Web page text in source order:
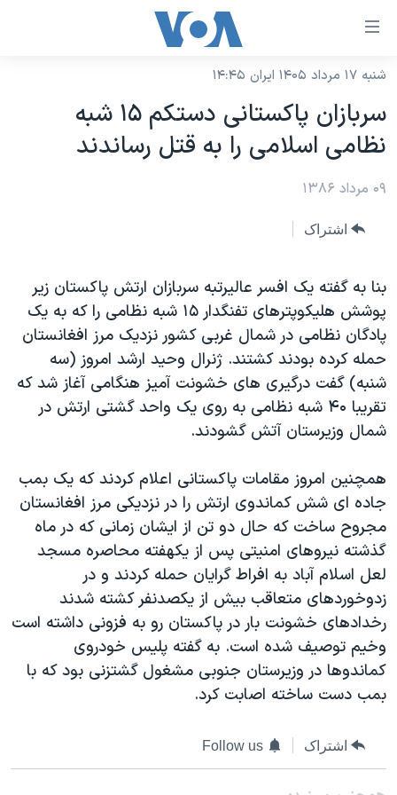
لینکهای
دسترسی
جهش
محتوای
اصلی
جهش
اصلی
جهش
به
جستجو
نسخه سبک وب‌سایت
موضوع ها
ایران
آمریکا
ورزشی
گزیده‌ها
ویژه برنامه‌ها
ویدیوها
فرهنگ و زندگی
اقتصادی
علم و فناوری
اسرائیل در جنگ
گالری عکس
آرشیو پخش زنده
برنامه های تلویزیونی
جدول برنامه ها
جام جهانی ۲۰۲۶
عملیات خشم حماسی
۲۵۰سالگی آمریکا
بایگانی برنامه‌های تلویزیونی
مستندها
حمله جمهوری اسلامی به اسرائیل
رمز مهسا
ورزش زنان در ایران
اعتراضات زن، زندگی، آزادی
مجموعه مستندهای دادخواهی
تریبونال مردمی آبان ۹۸
دادگاه حمید نوری
چهل سال گروگان‌گیری
اعتراضات مردمی آبان ۹۸
فرکانس‌های صدای آمریکا
پخش رادیویی
یادگیری زبان انگلیسی
دنبال کنید
زبانهای مختلف
شنبه ۱۷ مرداد ۱۴۰۵ ایران ۱۴:۴۵
سربازان پاکستانی دستکم ۱۵ شبه
نظامی اسلامی را به قتل رساندند
۰۹ مرداد ۱۳۸۶
اشتراک
بنا به گفته يک افسر عاليرتبه سربازان ارتش پاکستان زير
پوشش هليکوپترهای تفنگدار ۱۵ شبه نظامی را که به يک
پادگان نظامی در شمال غربی کشور نزديک مرز افغانستان
حمله کرده بودند کشتند. ژنرال وحيد ارشد امروز (سه
شنبه) گفت درگيری های خشونت آميز هنگامی آغاز شد که
تقريبا ۴۰ شبه نظامی به روی يک واحد گشتی ارتش در
شمال وزيرستان آتش گشودند.
همچنين امروز مقامات پاکستانی اعلام کردند که يک بمب
جاده ای شش کماندوی ارتش را در نزديکی مرز افغانستان
مجروح ساخت که حال دو تن از ايشان زمانی که در ماه
گذشته نيروهای امنيتی پس از يکهفته محاصره مسجد
لعل اسلام آباد به افراط گرايان حمله کردند و در
زدوخوردهای متعاقب بيش از يکصدنفر کشته شدند
رخدادهای خشونت بار در پاکستان رو به فزونی داشته است
وخيم توصيف شده است. به گفته پليس خودروی
کماندوها در وزيرستان جنوبی مشغول گشتزنی بود که با
بمب دست ساخته اصابت کرد.
اشتراک Follow us